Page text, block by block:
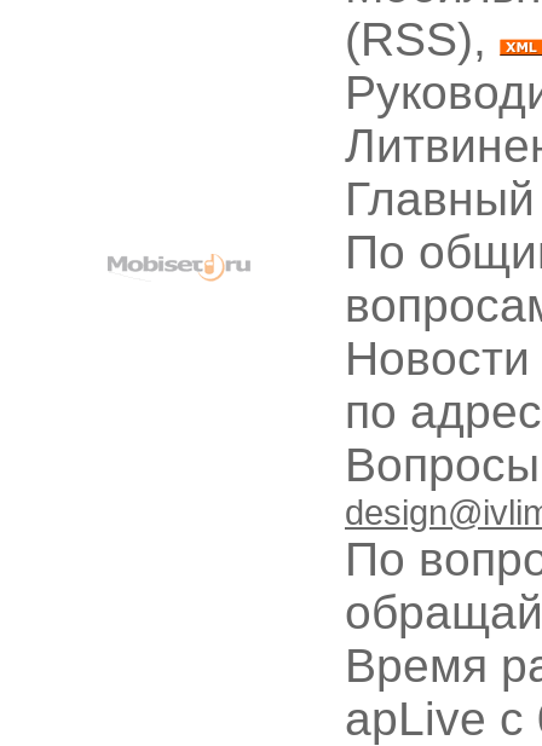
(RSS),
По
по
По
Время
apLive c